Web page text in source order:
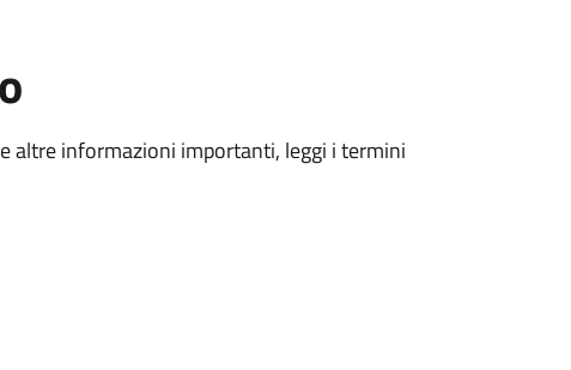
altre informazioni importanti, leggi i termini